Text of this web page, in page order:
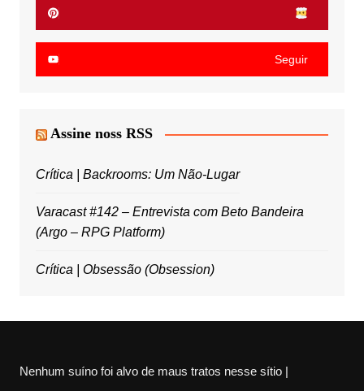
Seguir
Assine noss RSS
Crítica | Backrooms: Um Não-Lugar
Varacast #142 – Entrevista com Beto Bandeira
(Argo – RPG Platform)
Crítica | Obsessão (Obsession)
Nenhum suíno foi alvo de maus tratos nesse sítio |